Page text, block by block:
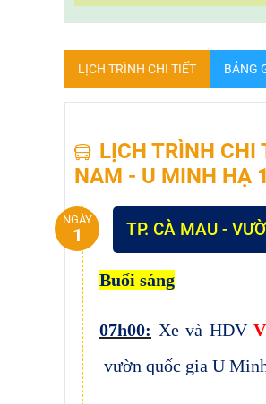
LỊCH TRÌNH CHI TIẾT BẢNG
LỊCH TRÌNH CHI
NAM - U MINH HẠ
NGÀY
1 TP. CÀ MAU -
Buổi sáng
07h00: Xe và HDV
vườn quốc gia U